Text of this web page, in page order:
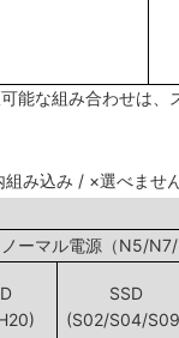
能な組み合わせは、
み込み / ×選べませ
ノーマル電源（
SSD
(S02/S04/